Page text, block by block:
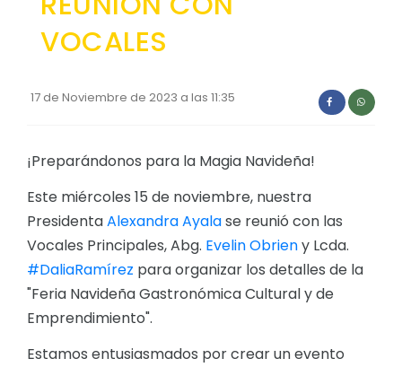
GESTIÓN ADMINISTRATIVA
Plan de desarrollo y Ordenamiento Territorial -
Plan Operativo Anual - POA
Convenios Institucionales
PRESUPUESTO: EJECUCIÓN Y REPORTES
Cédulas presupuestarias y balances
Procesos de contratación
Ejecución Presupuestaria
Obras y proyectos
VOCALES
17 de Noviembre de 2023 a las 11:35
¡Preparándonos para la Magia Navideña!
Este miércoles 15 de noviembre, nuestra
PresidentaAlexandra Ayalase reunió con las
Vocales Principales, Abg. Evelin Obrieny Lcda.
#DaliaRamírez para organizar los detalles de la
"Feria Navideña Gastronómica Cultural y de
Emprendimiento".
Estamos entusiasmados por crear un evento